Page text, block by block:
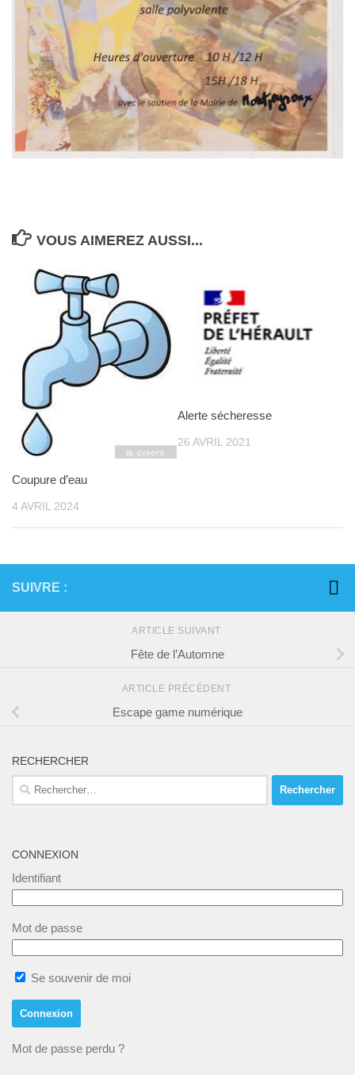
Abonnez vous à notre newsletter !
VOUS AIMEREZ AUSSI...
Coupure d’eau
4 AVRIL 2024
Alerte sécheresse
26 AVRIL 2021
SUIVRE :
ARTICLE SUIVANT
Fête de l’Automne
ARTICLE PRÉCÉDENT
Escape game numérique
RECHERCHER
Rechercher :
CONNEXION
Identifiant
Mot de passe
Se souvenir de moi
Mot de passe perdu ?